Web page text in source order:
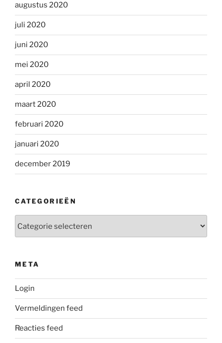
augustus 2020
juli 2020
juni 2020
mei 2020
april 2020
maart 2020
februari 2020
januari 2020
december 2019
CATEGORIEËN
META
Login
Vermeldingen feed
Reacties feed